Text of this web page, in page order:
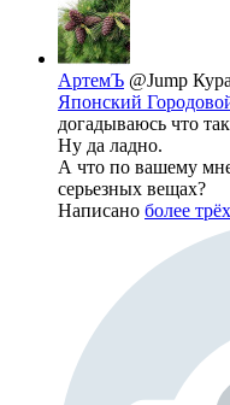
АртемЪ @Jump
Японский
догадываюсь что
Ну да ладно.
А что по вашему
серьезных вещах?
Написано более